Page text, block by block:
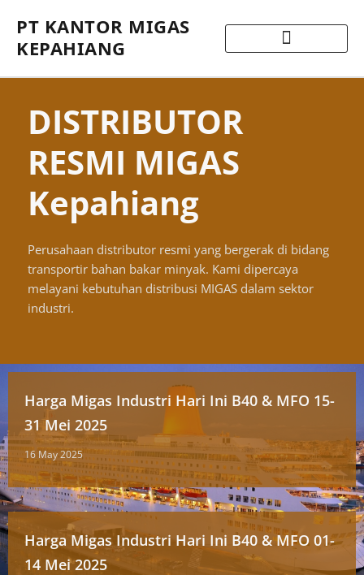
PT KANTOR MIGAS
KEPAHIANG
DISTRIBUTOR
RESMI MIGAS
Kepahiang
Perusahaan distributor resmi yang bergerak di bidang
transportir bahan bakar minyak. Kami dipercaya
melayani kebutuhan distribusi MIGAS dalam sektor
industri.
Harga Migas Industri Hari Ini B40 & MFO 15-
31 Mei 2025
16 May 2025
Harga Migas Industri Hari Ini B40 & MFO 01-
14 Mei 2025